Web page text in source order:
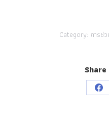
Category: การช่